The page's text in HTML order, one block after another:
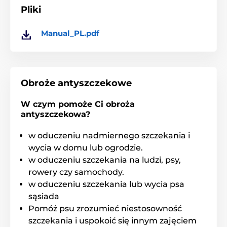
Obroża antyszczekowa
zależności od ustawień na ciche lub głośne
wbudowanymikrofon, który rozpoznaje szczekanie.
Obroża włącza się w reakcji na dźwięk szczekania.
Typ korekty
ObrożaReedog No bark Vibro
Premiumwkorzystuje korektę dźwiękową
oraz wibracyjną Korekty dźwiękiem nie można
wyłączyć, wibracje można regulować na 7 poziomach.
Pliki
Manual_PL.pdf
Obroże antyszczekowe
W czym pomoże Ci obroża
antyszczekowa?
w oduczeniu nadmiernego szczekania i
wycia w domu lub ogrodzie.
w oduczeniu szczekania na ludzi, psy,
rowery czy samochody.
w oduczeniu szczekania lub wycia psa
sąsiada
Pomóż psu zrozumieć niestosowność
szczekania i uspokoić się innym zajęciem